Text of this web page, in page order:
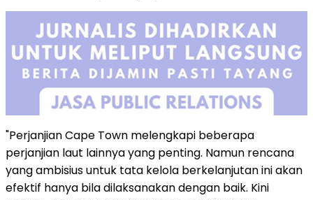
"Perjanjian Cape Town melengkapi beberapa
perjanjian laut lainnya yang penting. Namun rencana
yang ambisius untuk tata kelola berkelanjutan ini akan
efektif hanya bila dilaksanakan dengan baik. Kini